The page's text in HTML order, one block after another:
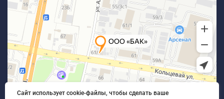
Сайт использует cookie-файлы, чтобы сделать ваше